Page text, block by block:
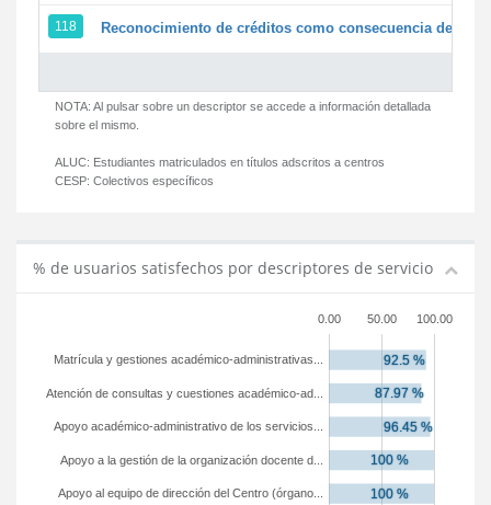
118 Reconocimiento de créditos como consecuencia de un
NOTA: Al pulsar sobre un descriptor se accede a información detallada
sobre el mismo.
ALUC: Estudiantes matriculados en títulos adscritos a centros
CESP: Colectivos específicos
% de usuarios satisfechos por descriptores de servicio
0.00 50.00 100.00
Apoyo al equipo de dirección del Centro (órgano...
Apoyo a la gestión de la organización docente d...
Apoyo académico-administrativo de los servicios...
Atención de consultas y cuestiones académico-ad...
Matrícula y gestiones académico-administrativas...